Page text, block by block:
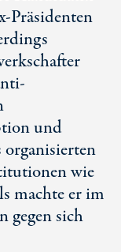
Präsidenten
und
organisierten
wie
machte er im
gegen sich